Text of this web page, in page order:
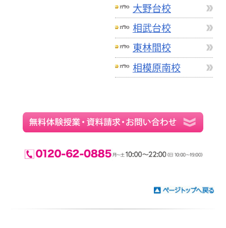
大野台校
相武台校
東林間校
相模原南校